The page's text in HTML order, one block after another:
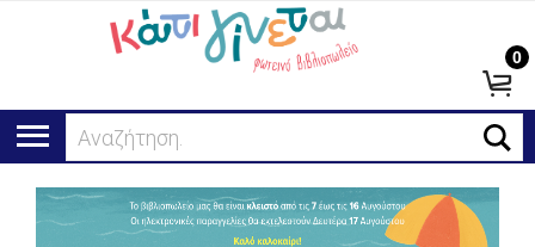
Αναζήτηση...
0